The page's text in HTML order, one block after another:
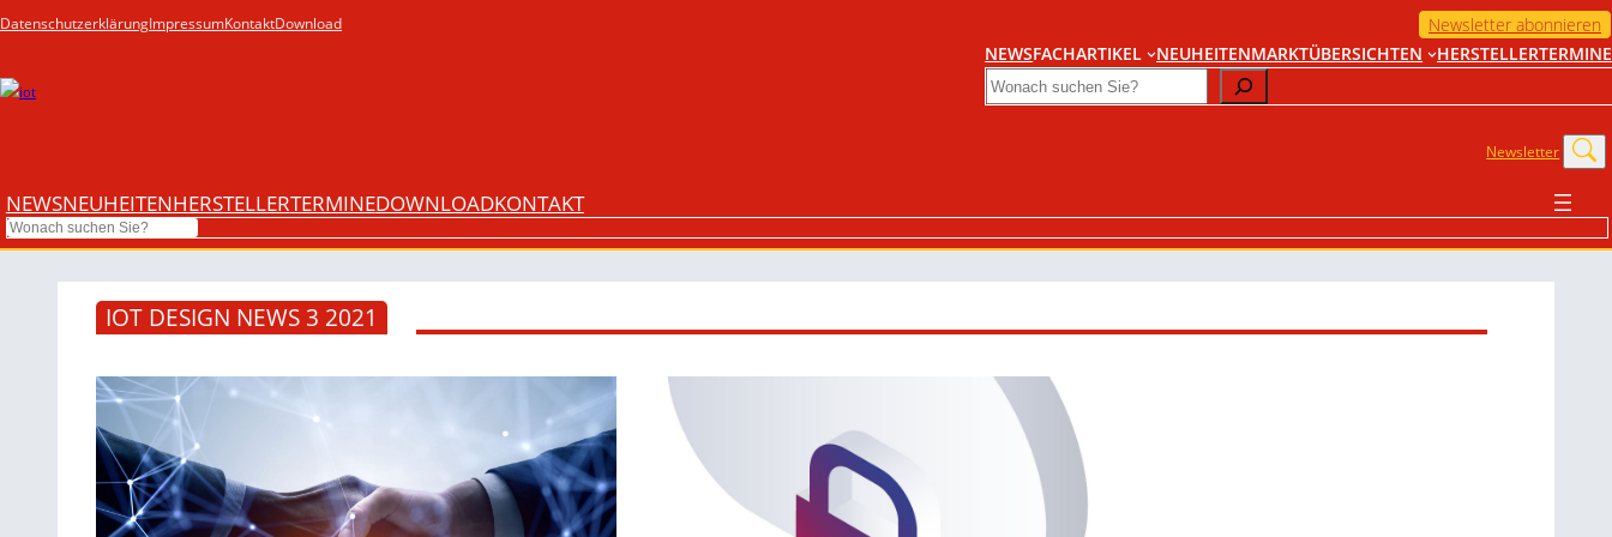
DatenschutzerklärungImpressumKontaktDownload
Newsletter abonnieren
NEWSFACHARTIKEL NEUHEITENMARKTÜBERSICHTEN HERSTELLERTERMINE
Search
Newsletter
NEWSNEUHEITENHERSTELLERTERMINEDOWNLOADKONTAKT
Search
IOT DESIGN NEWS 3 2021